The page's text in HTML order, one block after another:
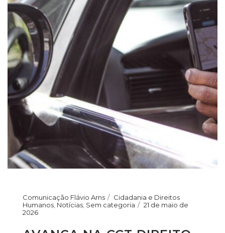
Comunicação Flávio Arns
Cidadania e Direitos
Humanos, Notícias, Sem categoria
21 de maio de
2026